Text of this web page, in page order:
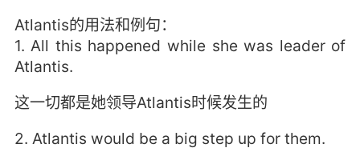
Atlantis的用法和例句：
1. All this happened while she was leader of
Atlantis.
这一切都是她领导Atlantis时候发生的
2. Atlantis would be a big step up for them.